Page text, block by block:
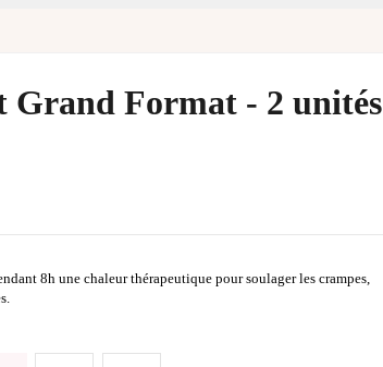
Grand Format - 2 unités
8h une chaleur thérapeutique pour soulager les crampes,